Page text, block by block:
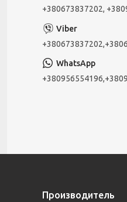
+380673837202,
Производитель